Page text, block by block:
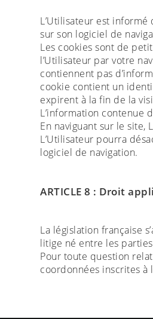
L’Utilisateur est
sur son logiciel de
Les cookies sont de
l’Utilisateur par votre
contiennent pas
cookie contient un
expirent à la fin de la
L’information contenue
En naviguant sur le site,
L’Utilisateur pourra
logiciel de navigation.
ARTICLE 8 : Droit
La législation française
litige né entre les
Pour toute question
coordonnées inscrites à